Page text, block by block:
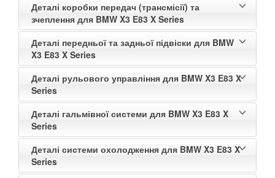
Деталі коробки передач (трансмісії) та
зчеплення для BMW X3 E83 X Series
Деталі передньої та задньої підвіски для BMW
X3 E83 X Series
Деталі рульового управління для BMW X3 E83 X
Series
Деталі гальмівної системи для BMW X3 E83 X
Series
Деталі системи охолодження для BMW X3 E83 X
Series